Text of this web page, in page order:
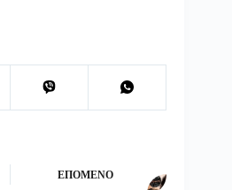
ΕΠΌΜΕΝΟ